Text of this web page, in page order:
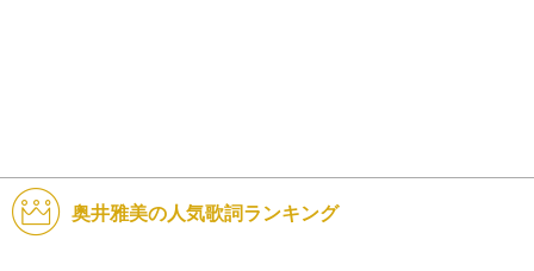
奥井雅美の人気歌詞ランキング